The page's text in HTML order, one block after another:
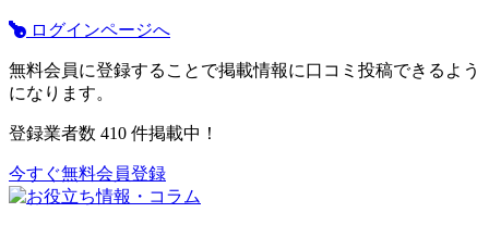
ログインページへ
無料会員に登録することで掲載情報に口コミ投稿できるよう
になります。
登録業者数 410 件掲載中！
今すぐ無料会員登録